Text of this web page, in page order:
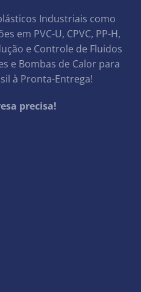
Industriais como
em PVC-U, CPVC, PP-H,
e Controle de Fluidos
e Bombas de Calor para
à Pronta-Entrega!
precisa!